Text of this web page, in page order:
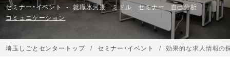
セミナー・イベント
就職氷河期 ミドル セミナー
自己分析
コミュニケーション
埼玉しごとセンタートップ セミナー・イベント 効果的な求人情報の